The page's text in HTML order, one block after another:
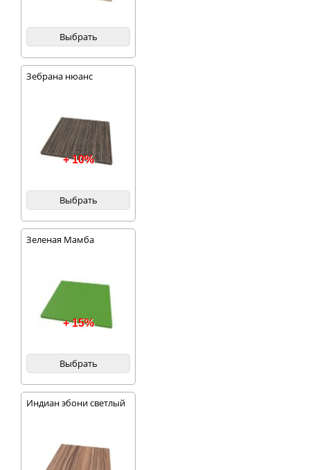
Выбрать
Зебрана нюанс
+ 10%
Выбрать
Зеленая Мамба
+ 15%
Выбрать
Индиан эбони светлый